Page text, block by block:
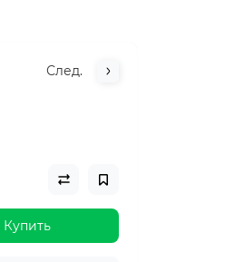
След.
Купить